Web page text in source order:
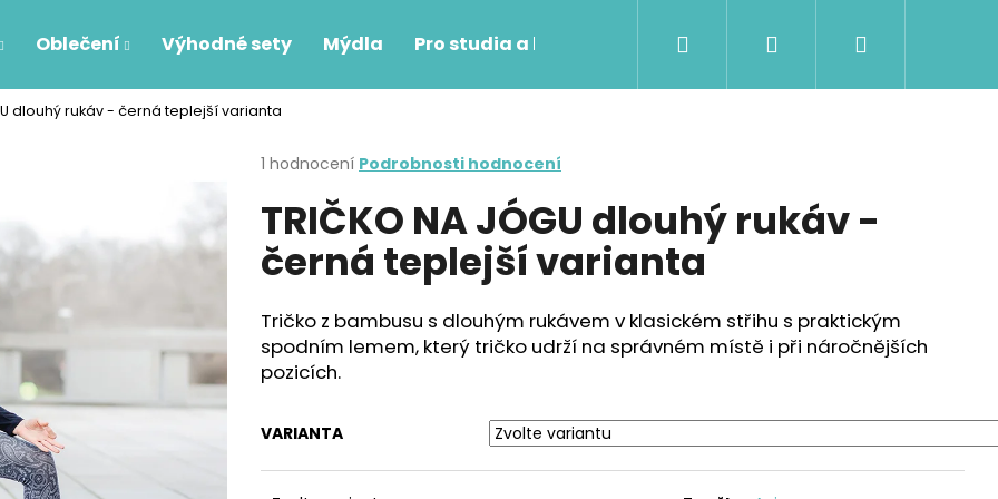
Oblečení Výhodné sety Mýdla Pro studia a lektory Příběh Anju Přihlášení
dlouhý rukáv - černá teplejší varianta
Průměrné
produktu
5,0
z
hvězdiček.
1 hodnocení Podrobnosti hodnocení
TRIČKO NA JÓGU dlouhý rukáv -
černá teplejší varianta
Tričko z bambusu s dlouhým rukávem v klasickém střihu s praktickým
spodním lemem, který tričko udrží na správném místě i při náročnějších
pozicích.
VARIANTA
Co potřebujete najít?
HLEDAT